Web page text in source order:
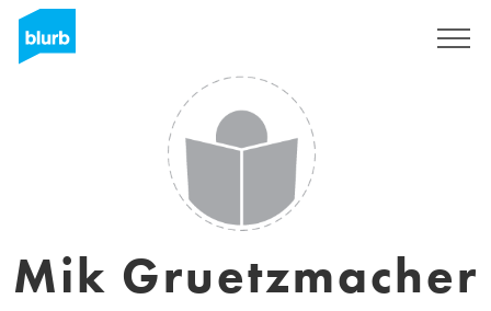
Mik Gruetzmacher